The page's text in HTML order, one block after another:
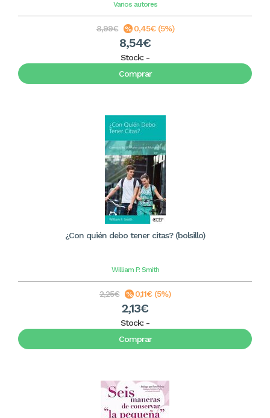
Varios autores
8,99€ 0,45€ (5%)
8,54€
Stock: -
Comprar
¿Con quién debo tener citas? (bolsillo)
William P. Smith
2,25€ 0,11€ (5%)
2,13€
Stock: -
Comprar